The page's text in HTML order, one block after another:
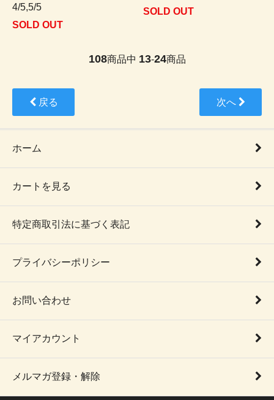
4/5,5/5
SOLD OUT
SOLD OUT
108商品中 13-24商品
戻る 次へ
ホーム
カートを見る
特定商取引法に基づく表記
プライバシーポリシー
お問い合わせ
マイアカウント
メルマガ登録・解除